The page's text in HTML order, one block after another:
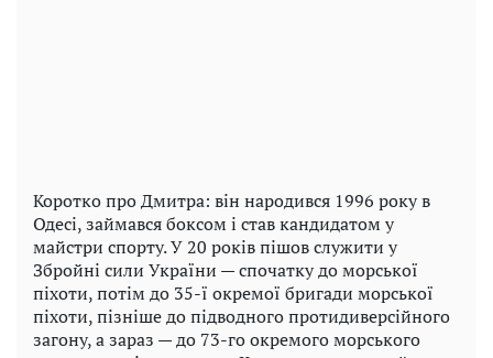
Коротко про Дмитра: він народився 1996 року в
Одесі, займався боксом і став кандидатом у
майстри спорту. У 20 років пішов служити у
Збройні сили України — спочатку до морської
піхоти, потім до 35-ї окремої бригади морської
піхоти, пізніше до підводного протидиверсійного
загону, а зараз — до 73-го окремого морського